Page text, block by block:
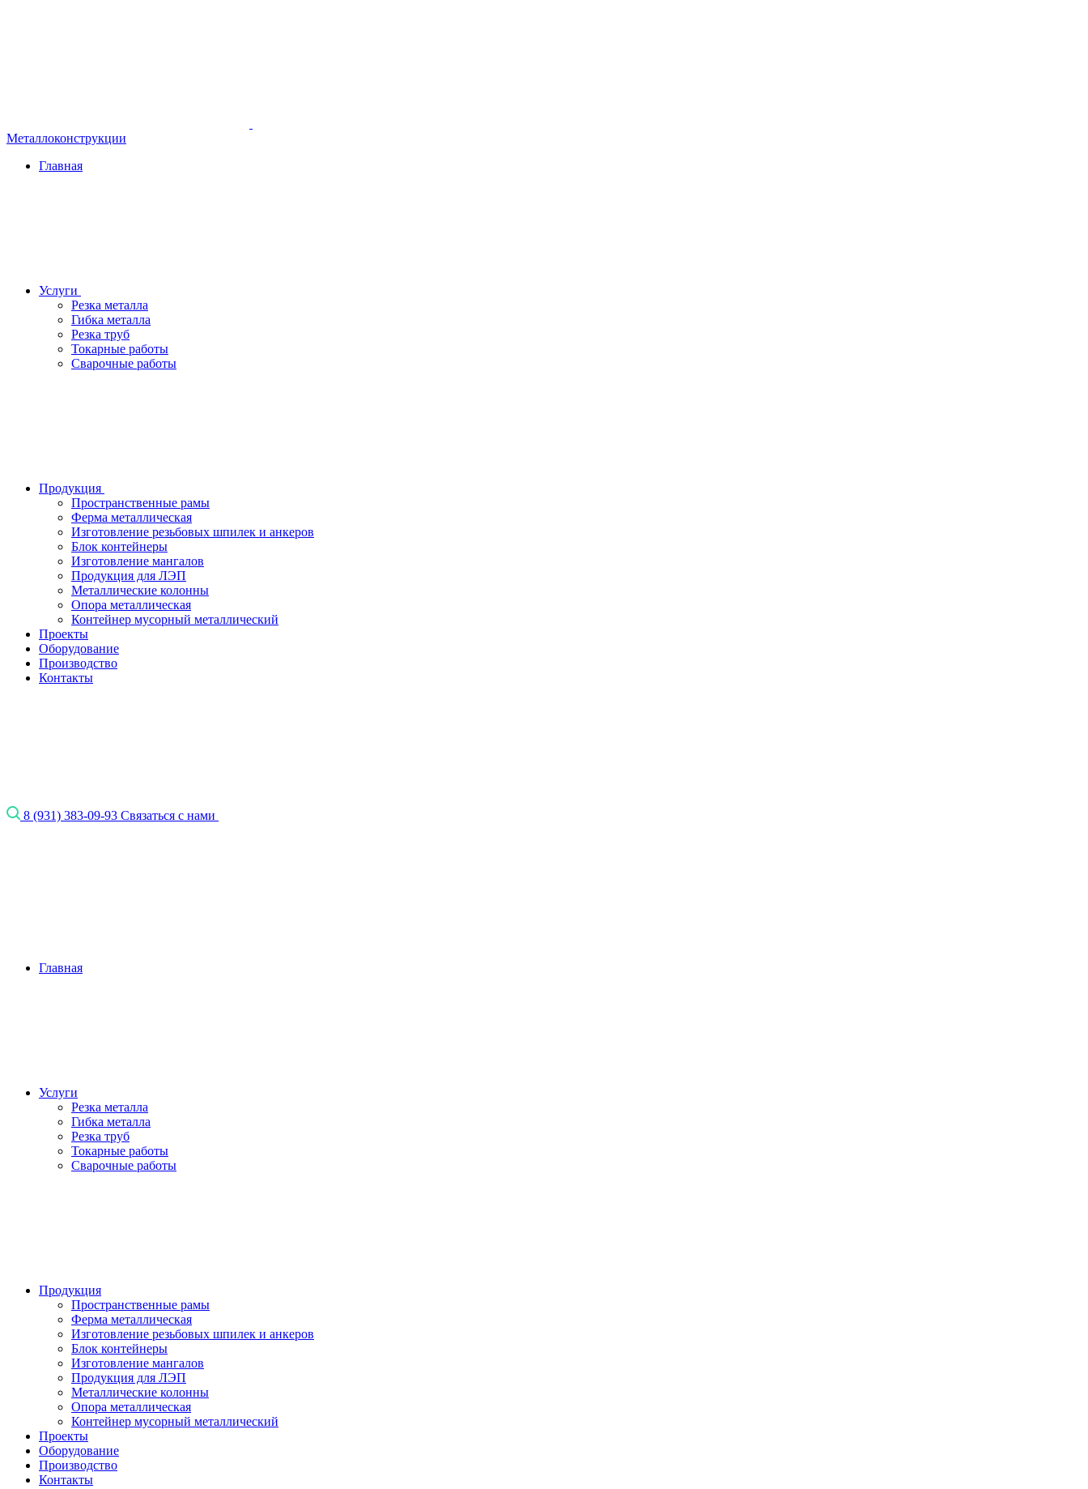
Металлоконструкции
Главная
Услуги
Резка металла
Гибка металла
Резка труб
Токарные работы
Сварочные работы
Продукция
Пространственные рамы
Ферма металлическая
Изготовление резьбовых шпилек и анкеров
Блок контейнеры
Изготовление мангалов
Продукция для ЛЭП
Металлические колонны
Опора металлическая
Контейнер мусорный металлический
Проекты
Оборудование
Производство
Контакты
8 (931) 383-09-93 Связаться с нами
Главная
Услуги
Резка металла
Гибка металла
Резка труб
Токарные работы
Сварочные работы
Продукция
Пространственные рамы
Ферма металлическая
Изготовление резьбовых шпилек и анкеров
Блок контейнеры
Изготовление мангалов
Продукция для ЛЭП
Металлические колонны
Опора металлическая
Контейнер мусорный металлический
Проекты
Оборудование
Производство
Контакты